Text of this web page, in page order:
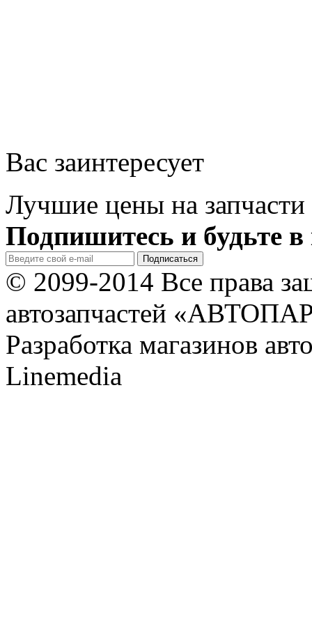
Вас заинтересует
Лучшие цены на запчасти
Подпишитесь и будьте в
© 2099-2014 Все права
автозапчастей
Разработка магазинов
Linemedia